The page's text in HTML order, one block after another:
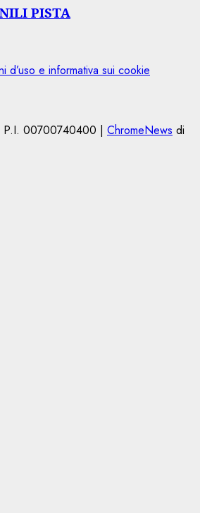
PISTA
d’uso e informativa sui cookie
P.I. 00700740400 | ChromeNews di